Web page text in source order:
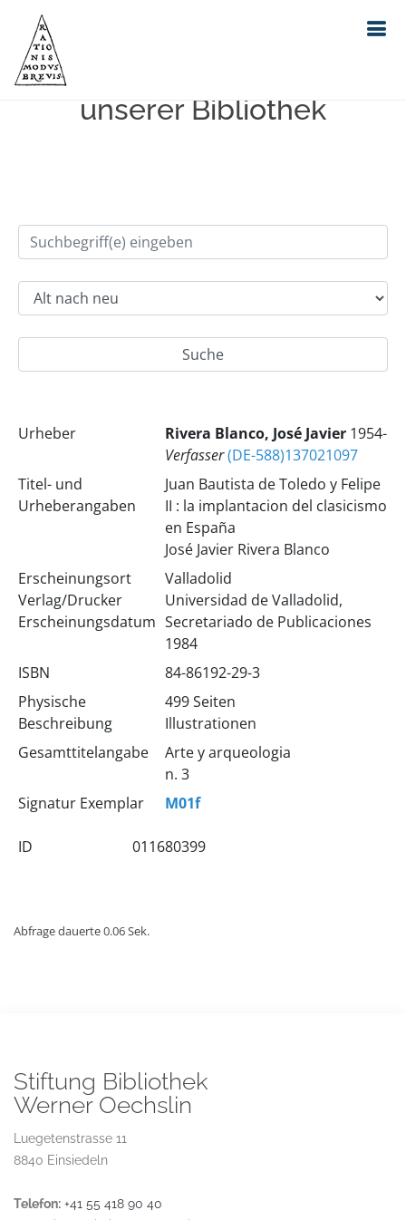
Einfache Suche im Bestand
unserer Bibliothek
Urheber Rivera Blanco, José Javier 1954-
Verfasser(DE-588)137021097
Titel- und
Urheberangaben
Juan Bautista de Toledo y Felipe
II : la implantacion del clasicismo
en España
José Javier Rivera Blanco
Erscheinungsort
Verlag/Drucker
Erscheinungsdatum
Valladolid
Universidad de Valladolid,
Secretariado de Publicaciones
1984
ISBN
84-86192-29-3
Physische
Beschreibung
499 Seiten
Illustrationen
Gesamttitelangabe
Arte y arqueologia
n. 3
Signatur Exemplar
M01f
ID 011680399
Abfrage dauerte 0.06 Sek.
Stiftung Bibliothek
Werner Oechslin
Luegetenstrasse 11
8840 Einsiedeln
Telefon: +41 55 418 90 40